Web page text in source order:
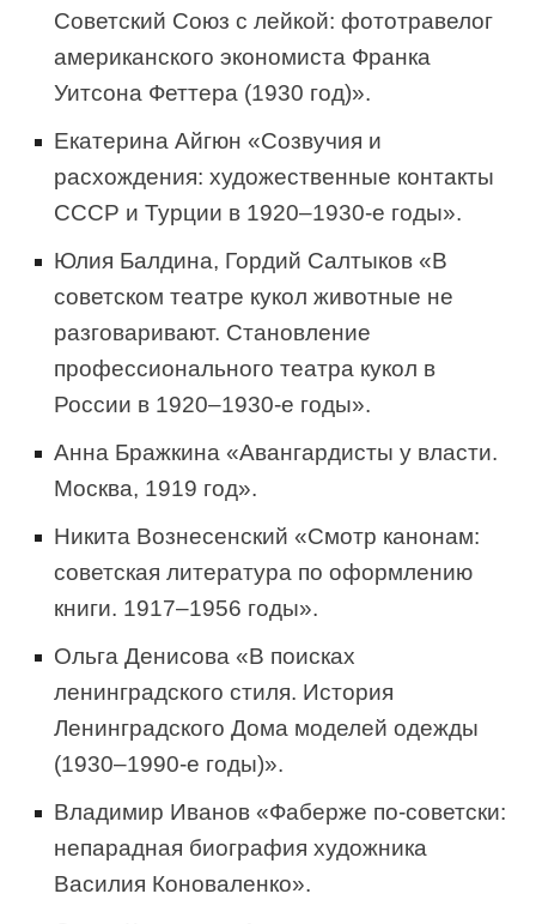
Советский Союз с лейкой: фототравелог
американского экономиста Франка
Уитсона Феттера (1930 год)».
Екатерина Айгюн «Созвучия и
расхождения: художественные контакты
СССР и Турции в 1920–1930-е годы».
Юлия Балдина, Гордий Салтыков «В
советском театре кукол животные не
разговаривают. Становление
профессионального театра кукол в
России в 1920–1930-е годы».
Анна Бражкина «Авангардисты у власти.
Москва, 1919 год».
Никита Вознесенский «Смотр канонам:
советская литература по оформлению
книги. 1917–1956 годы».
Ольга Денисова «В поисках
ленинградского стиля. История
Ленинградского Дома моделей одежды
(1930–1990-е годы)».
Владимир Иванов «Фаберже по-советски:
непарадная биография художника
Василия Коноваленко».